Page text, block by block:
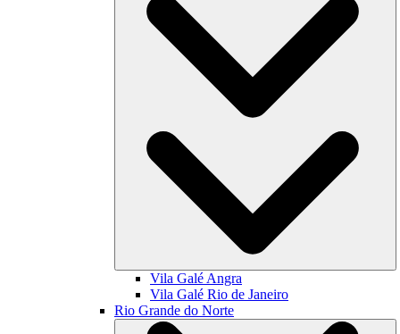
Vila Galé Angra
Vila Galé Rio de Janeiro
Rio Grande do Norte